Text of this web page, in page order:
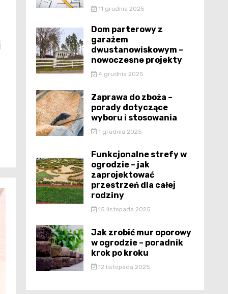
11 grudnia 2025
Dom parterowy z
garażem
dwustanowiskowym –
nowoczesne projekty
4 grudnia 2025
Zaprawa do zboża –
porady dotyczące
wyboru i stosowania
1 grudnia 2025
Funkcjonalne strefy w
ogrodzie – jak
zaprojektować
przestrzeń dla całej
rodziny
15 listopada 2025
Jak zrobić mur oporowy
w ogrodzie – poradnik
krok po kroku
12 listopada 2025